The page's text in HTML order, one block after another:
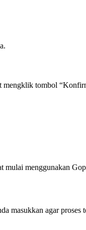
mengklik tombol
mulai menggunakan
masukkan agar proses